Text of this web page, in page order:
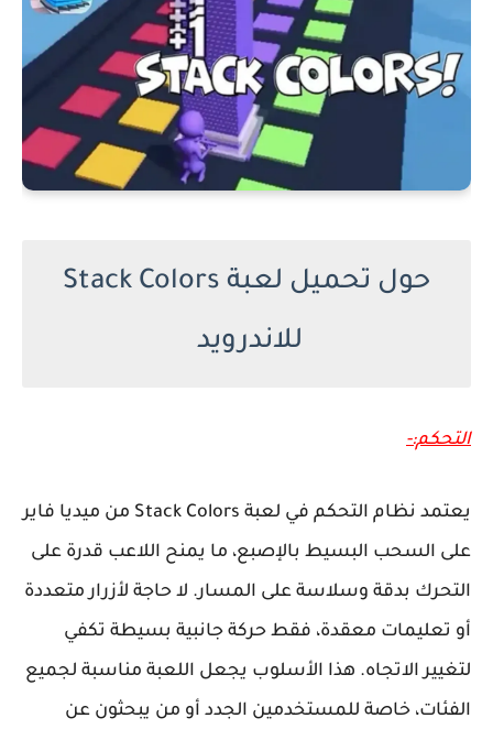
حول تحميل لعبة Stack Colors
للاندرويد
التحكم:-
يعتمد نظام التحكم في لعبة Stack Colors من ميديا فاير
على السحب البسيط بالإصبع، ما يمنح اللاعب قدرة على
التحرك بدقة وسلاسة على المسار. لا حاجة لأزرار متعددة
أو تعليمات معقدة، فقط حركة جانبية بسيطة تكفي
لتغيير الاتجاه. هذا الأسلوب يجعل اللعبة مناسبة لجميع
الفئات، خاصة للمستخدمين الجدد أو من يبحثون عن